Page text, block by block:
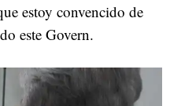
estoy convencido de
este Govern.